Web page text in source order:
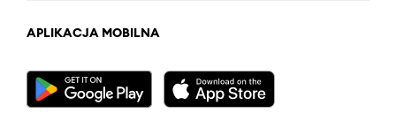
APLIKACJA MOBILNA